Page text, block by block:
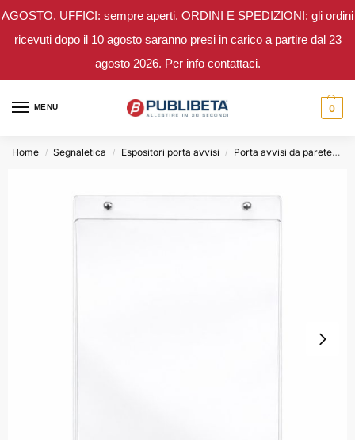
AGOSTO. UFFICI: sempre aperti. ORDINI E SPEDIZIONI: gli ordini
ricevuti dopo il 10 agosto saranno presi in carico a partire dal 23
agosto 2026. Per info contattaci.
MENU 0
Home / Segnaletica / Espositori porta avvisi / Porta avvisi da parete